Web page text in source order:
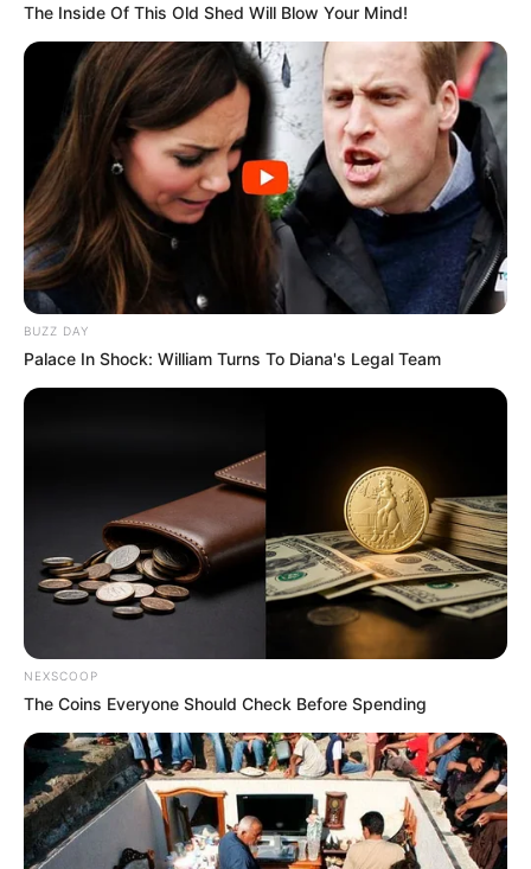
The Inside Of This Old Shed Will Blow Your Mind!
BUZZ DAY
Palace In Shock: William Turns To Diana's Legal Team
NEXSCOOP
The Coins Everyone Should Check Before Spending